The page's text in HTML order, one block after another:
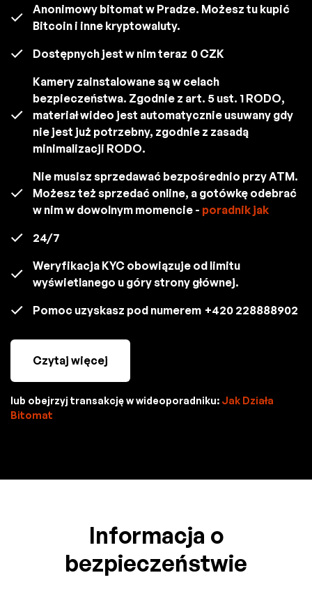
Anonimowy bitomat w Pradze. Możesz tu kupić
Bitcoin i inne kryptowaluty.
Dostępnych jest w nim teraz 0 CZK
Kamery zainstalowane są w celach
bezpieczeństwa. Zgodnie z art. 5 ust. 1 RODO,
materiał wideo jest automatycznie usuwany gdy
nie jest już potrzebny, zgodnie z zasadą
minimalizacji RODO.
Nie musisz sprzedawać bezpośrednio przy ATM.
Możesz też sprzedać online, a gotówkę odebrać
w nim w dowolnym momencie - poradnik jak
24/7
Weryfikacja KYC obowiązuje od limitu
wyświetlanego u góry strony głównej.
Pomoc uzyskasz pod numerem +420 228888902
Czytaj więcej
lub obejrzyj transakcję w wideoporadniku: Jak Działa
Bitomat
Informacja o
bezpieczeństwie